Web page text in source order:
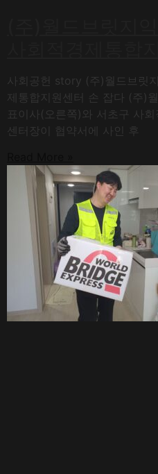
사회공헌 story (주)월드브릿
제통합지원센터 손 잡다 (주)
표이사(오른쪽)와 서초구 사
센터장이 협약서에 사인 후